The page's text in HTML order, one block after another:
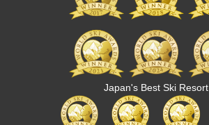
Japan's Best Ski Resort